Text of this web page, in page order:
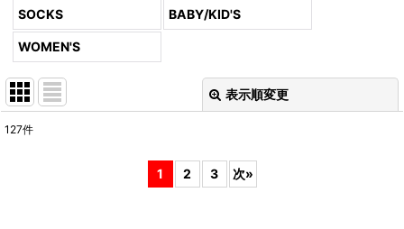
SOCKS BABY/KID'S
WOMEN'S
表示順変更
127件
1 2 3 次»